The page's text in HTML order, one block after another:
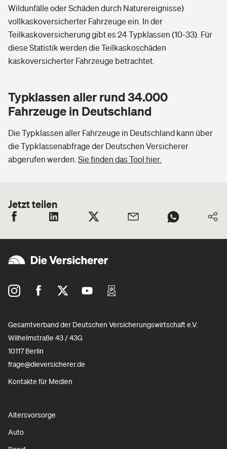
Wildunfälle oder Schäden durch Naturereignisse)
vollkaskoversicherter Fahrzeuge ein. In der
Teilkaskoversicherung gibt es 24 Typklassen (10-33). Für
diese Statistik werden die Teilkaskoschäden
kaskoversicherter Fahrzeuge betrachtet.
Typklassen aller rund 34.000
Fahrzeuge in Deutschland
Die Typklassen aller Fahrzeuge in Deutschland kann über
die Typklassenabfrage der Deutschen Versicherer
abgerufen werden. Sie finden das Tool hier.
Jetzt teilen
Gesamtverband der Deutschen Versicherungswirtschaft e.V.
Wilhelmstraße 43 / 43G
10117 Berlin
frage@dieversicherer.de
Kontakte für Medien
Altersvorsorge
Auto